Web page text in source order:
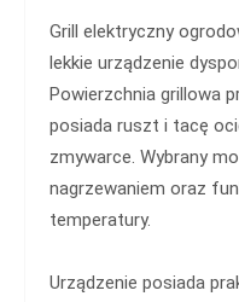
Grill elektryczny
lekkie urządzenie
Powierzchnia grillowa
posiada ruszt i tacę
zmywarce. Wybrany
nagrzewaniem oraz
temperatury.
Urządzenie posiada